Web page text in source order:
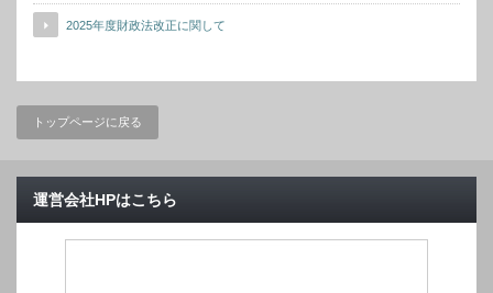
2025年度財政法改正に関して
トップページに戻る
運営会社HPはこちら